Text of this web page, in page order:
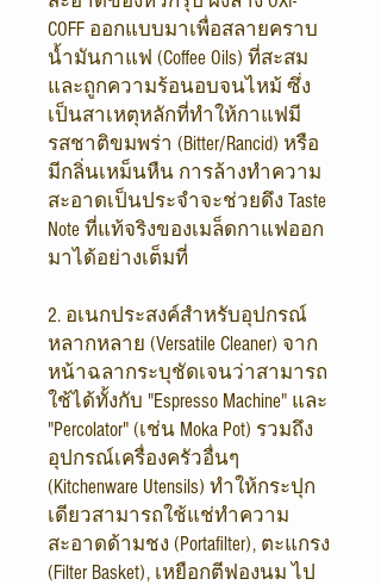
COFF ออกแบบมาเพื่อสลายคราบ
น้ำมันกาแฟ (Coffee Oils) ที่สะสม
และถูกความร้อนอบจนไหม้ ซึ่ง
เป็นสาเหตุหลักที่ทำให้กาแฟมี
รสชาติขมพร่า (Bitter/Rancid) หรือ
มีกลิ่นเหม็นหืน การล้างทำความ
สะอาดเป็นประจำจะช่วยดึง Taste
Note ที่แท้จริงของเมล็ดกาแฟออก
มาได้อย่างเต็มที่
2. อเนกประสงค์สำหรับอุปกรณ์
หลากหลาย (Versatile Cleaner) จาก
หน้าฉลากระบุชัดเจนว่าสามารถ
ใช้ได้ทั้งกับ "Espresso Machine" และ
"Percolator" (เช่น Moka Pot) รวมถึง
อุปกรณ์เครื่องครัวอื่นๆ
(Kitchenware Utensils) ทำให้กระปุก
เดียวสามารถใช้แช่ทำความ
สะอาดด้ามชง (Portafilter), ตะแกรง
(Filter Basket), เหยือกตีฟองนม ไป